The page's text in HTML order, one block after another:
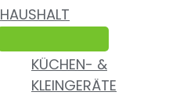
HAUSHALT
KÜCHEN- &
KLEINGERÄTE